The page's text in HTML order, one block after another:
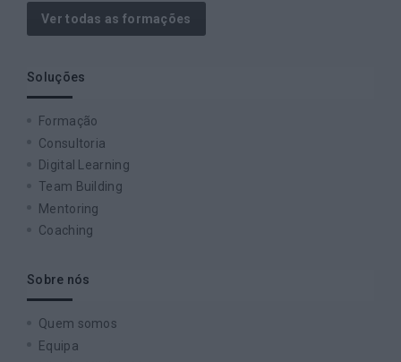
Ver todas as formações
Soluções
Formação
Consultoria
Digital Learning
Team Building
Mentoring
Coaching
Sobre nós
Quem somos
Equipa